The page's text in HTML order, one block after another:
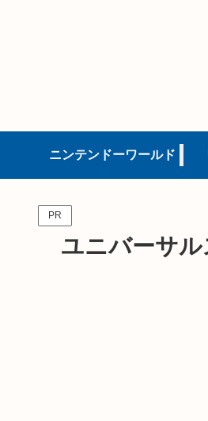
ニンテンドーワールド
PR
ユニバーサ